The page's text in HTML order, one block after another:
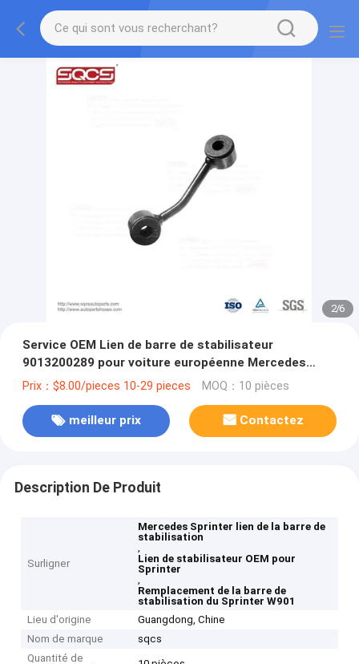
2/6
Service OEM Lien de barre de stabilisateur
9013200289 pour voiture européenne Mercedes
Benz Sprinter W901
Prix：$8.00/pieces 10-29 pieces MOQ：10 pièces
meilleur prix Contactez
Description De Produit
Surligner
Mercedes Sprinter lien de la barre de
stabilisation
,
Lien de stabilisateur OEM pour
Sprinter
,
Remplacement de la barre de
stabilisation du Sprinter W901
Lieu d'origine
Guangdong, Chine
Nom de marque
sqcs
Quantité de